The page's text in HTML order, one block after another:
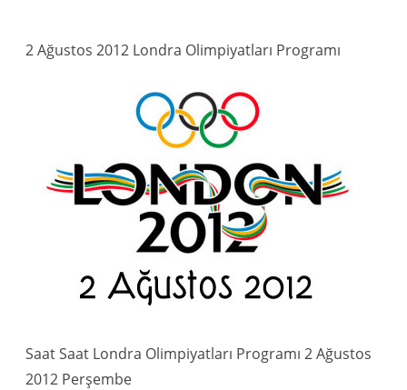
2 Ağustos 2012 Londra Olimpiyatları Programı
Saat Saat Londra Olimpiyatları Programı 2 Ağustos
2012 Perşembe